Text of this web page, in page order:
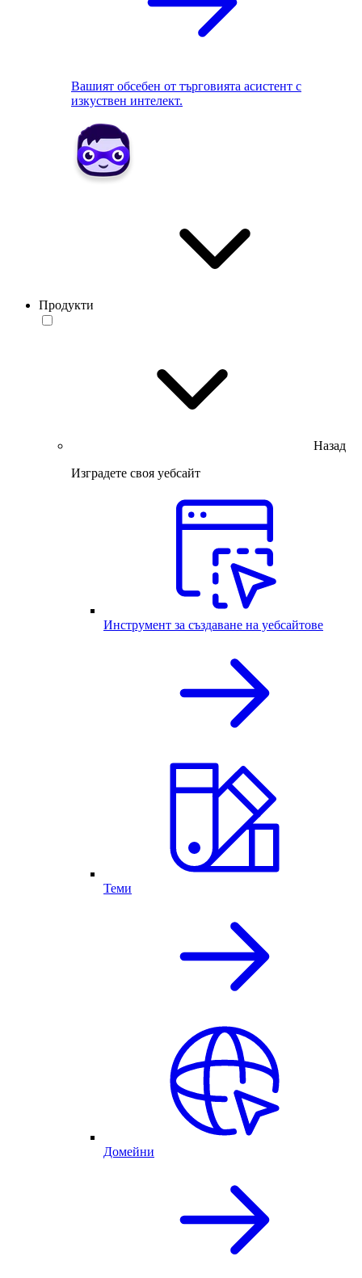
Вашият обсебен от търговията асистент с
изкуствен интелект.
Продукти
Назад
Изградете своя уебсайт
Инструмент за създаване на уебсайтове
Теми
Домейни